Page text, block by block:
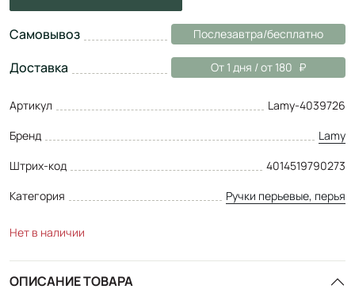
Самовывоз Послезавтра/бесплатно
Доставка От 1 дня / от 180
Артикул
Lamy-4039726
Бренд
Lamy
Штрих-код
4014519790273
Категория
Ручки перьевые, перья
Нет в наличии
ОПИСАНИЕ ТОВАРА